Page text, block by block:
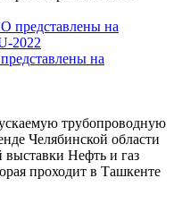
на
трубопроводную
Челябинской области
Нефть и газ
проходит в Ташкенте